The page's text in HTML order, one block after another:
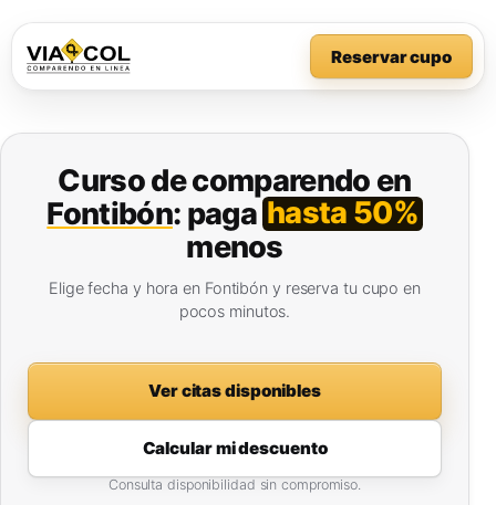
Reservar cupo
Curso de comparendo en
Fontibón: pagahasta 50%
menos
Elige fecha y hora en Fontibón y reserva tu cupo en
pocos minutos.
Ver citas disponibles
Calcular mi descuento
Consulta disponibilidad sin compromiso.